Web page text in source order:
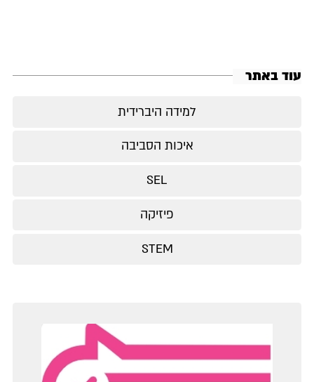
עוד באתר
למידה היברידית
איכות הסביבה
SEL
פיזיקה
STEM